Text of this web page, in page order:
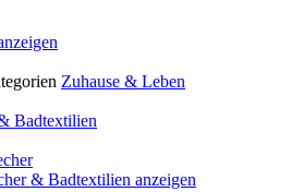
Zuhause & Leben
Badtextilien
& Badtextilien anzeigen